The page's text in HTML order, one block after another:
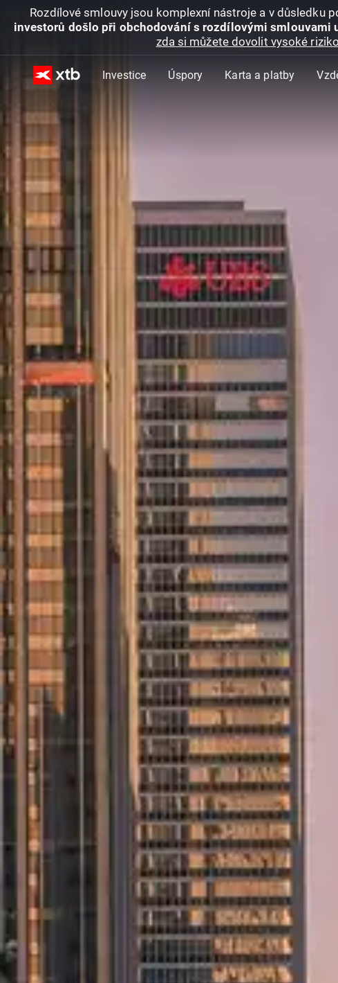
Rozdílové smlouvy jsou komplexní nástroje a v důsledku
investorů došlo při obchodování s rozdílovými smlouvami
zda si můžete dovolit vysoké
Investice Úspory Karta a platby